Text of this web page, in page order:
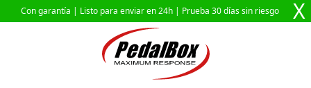
Con garantía | Listo para enviar en 24h | Prueba 30 días sin riesgo X